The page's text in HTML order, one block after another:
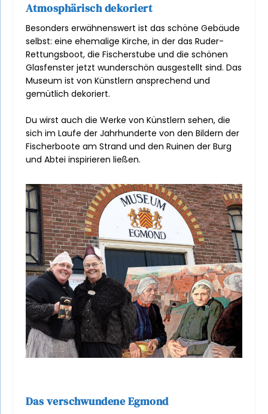
Atmosphärisch dekoriert
Besonders erwähnenswert ist das schöne Gebäude
selbst: eine ehemalige Kirche, in der das Ruder-
Rettungsboot, die Fischerstube und die schönen
Glasfenster jetzt wunderschön ausgestellt sind. Das
Museum ist von Künstlern ansprechend und
gemütlich dekoriert.
Du wirst auch die Werke von Künstlern sehen, die
sich im Laufe der Jahrhunderte von den Bildern der
Fischerboote am Strand und den Ruinen der Burg
und Abtei inspirieren ließen.
Das verschwundene Egmond